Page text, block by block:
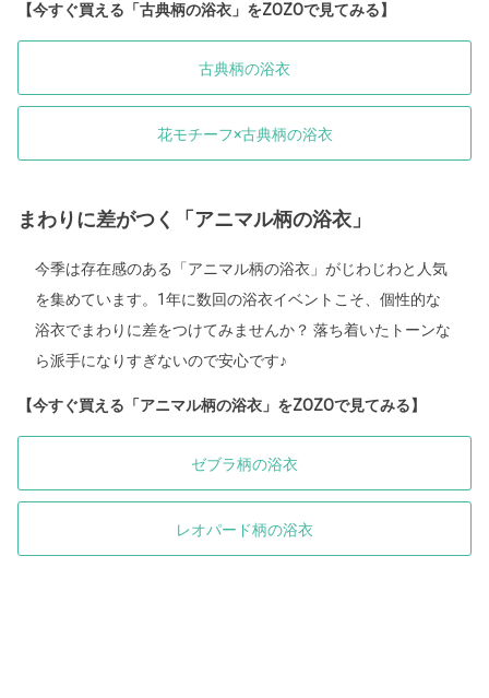
【今すぐ買える「古典柄の浴衣」をZOZOで見てみる】
古典柄の浴衣
花モチーフ×古典柄の浴衣
まわりに差がつく「アニマル柄の浴衣」
今季は存在感のある「アニマル柄の浴衣」がじわじわと人気
を集めています。1年に数回の浴衣イベントこそ、個性的な
浴衣でまわりに差をつけてみませんか？ 落ち着いたトーンな
ら派手になりすぎないので安心です♪
【今すぐ買える「アニマル柄の浴衣」をZOZOで見てみる】
ゼブラ柄の浴衣
レオパード柄の浴衣